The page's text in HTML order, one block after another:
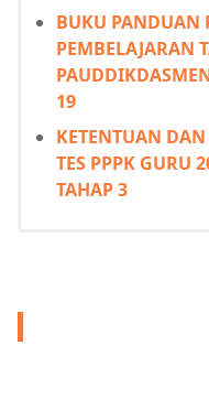
BUKU PANDUAN
PEMBELAJARAN
19
KETENTUAN DAN
TES PPPK GURU
TAHAP 3